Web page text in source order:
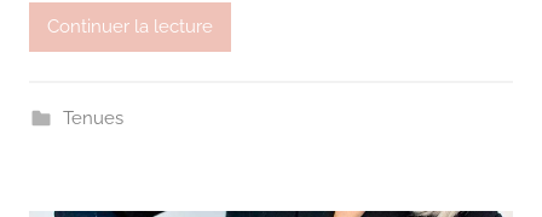
Continuer la lecture
Tenues